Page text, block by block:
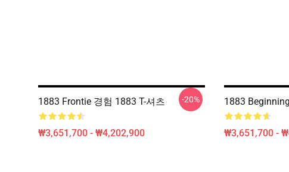
1883 Frontie 경험 1883 T-셔츠
₩3,651,700 - ₩4,202,900
-20% 1883
₩3,651,700 -